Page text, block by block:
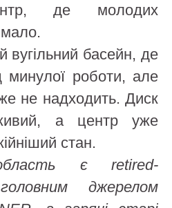
де молодих
вугільний басейн, де
минулої роботи, але
не надходить. Диск
а центр уже
стан.
є retired-
джерелом